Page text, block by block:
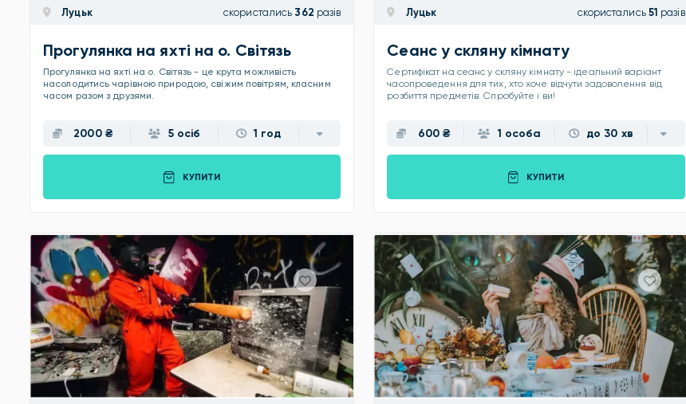
Луцьк скористались 362 разів
Прогулянка на яхті на о. Світязь
Прогулянка на яхті на о. Світязь - це крута можливість
насолодитись чарівною природою, свіжим повітрям, класним
часом разом з друзями.
2000 ₴ 5 осіб 1 год
КУПИТИ
Луцьк скористались 51 разів
Сеанс у скляну кімнату
Сертифікат на сеанс у скляну кімнату - ідеальний варіант
часопроведення для тих, хто хоче відчути задоволення від
розбиття предметів. Спробуйте і ви!
600 ₴ 1 особа до 30 хв
КУПИТИ